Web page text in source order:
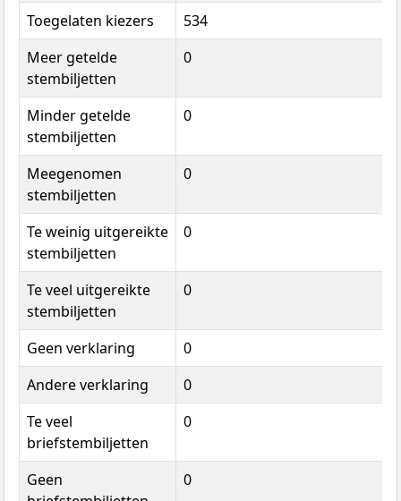
Toegelaten kiezers
534
Meer getelde
stembiljetten
0
Minder getelde
stembiljetten
0
Meegenomen
stembiljetten
0
Te weinig uitgereikte
stembiljetten
0
Te veel uitgereikte
stembiljetten
0
Geen verklaring
0
Andere verklaring
0
Te veel
briefstembiljetten
0
Geen
0